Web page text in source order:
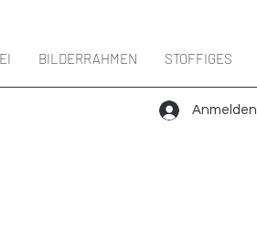
BILDERRAHMEN STOFFIGES
Anmelden